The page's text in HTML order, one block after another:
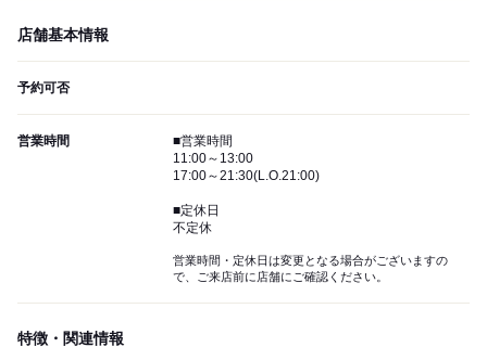
店舗基本情報
予約可否
営業時間
■営業時間
11:00～13:00
17:00～21:30(L.O.21:00)
■定休日
不定休
営業時間・定休日は変更となる場合がございますの
で、ご来店前に店舗にご確認ください。
特徴・関連情報